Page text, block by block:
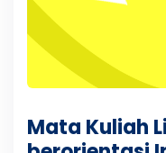
Mata Kuliah